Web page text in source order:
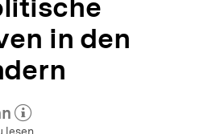
in den
Autor)
lesen